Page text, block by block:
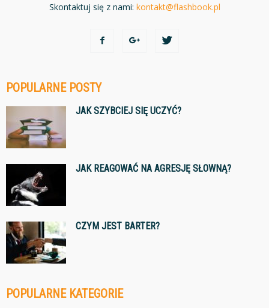
Skontaktuj się z nami: kontakt@flashbook.pl
POPULARNE POSTY
JAK SZYBCIEJ SIĘ UCZYĆ?
JAK REAGOWAĆ NA AGRESJĘ SŁOWNĄ?
CZYM JEST BARTER?
POPULARNE KATEGORIE